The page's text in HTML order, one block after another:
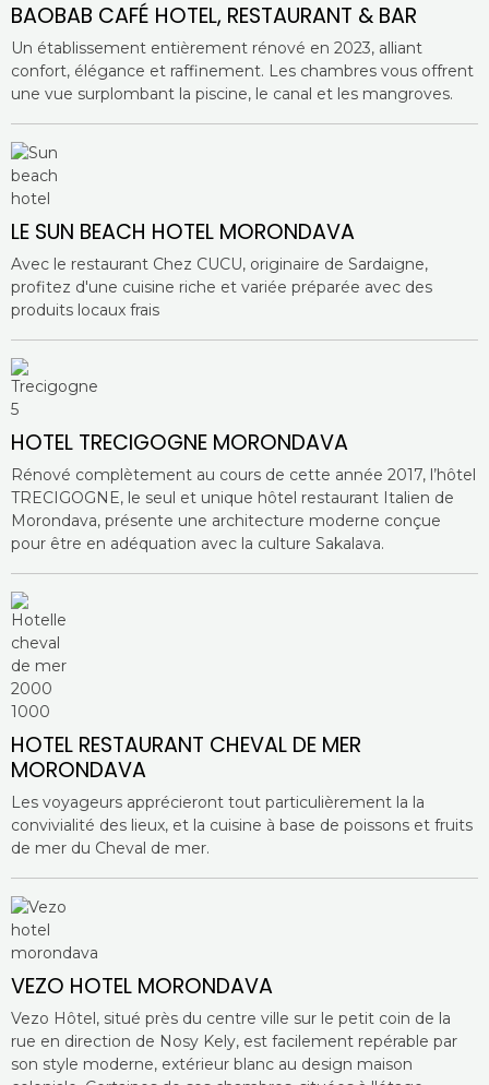
BAOBAB CAFÉ HOTEL, RESTAURANT & BAR
Un établissement entièrement rénové en 2023, alliant
confort, élégance et raffinement. Les chambres vous offrent
une vue surplombant la piscine, le canal et les mangroves.
LE SUN BEACH HOTEL MORONDAVA
Avec le restaurant Chez CUCU, originaire de Sardaigne,
profitez d'une cuisine riche et variée préparée avec des
produits locaux frais
HOTEL TRECIGOGNE MORONDAVA
Rénové complètement au cours de cette année 2017, l’hôtel
TRECIGOGNE, le seul et unique hôtel restaurant Italien de
Morondava, présente une architecture moderne conçue
pour être en adéquation avec la culture Sakalava.
HOTEL RESTAURANT CHEVAL DE MER
MORONDAVA
Les voyageurs apprécieront tout particulièrement la la
convivialité des lieux, et la cuisine à base de poissons et fruits
de mer du Cheval de mer.
VEZO HOTEL MORONDAVA
Vezo Hôtel, situé près du centre ville sur le petit coin de la
rue en direction de Nosy Kely, est facilement repérable par
son style moderne, extérieur blanc au design maison